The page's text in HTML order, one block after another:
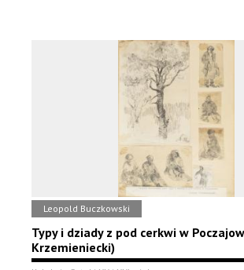
Leopold Buczkowski
Typy i dziady z pod cerkwi w
Krzemieniecki)